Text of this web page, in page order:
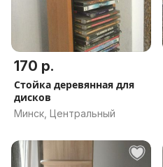
170 р.
Стойка деревянная для
дисков
Минск, Центральный